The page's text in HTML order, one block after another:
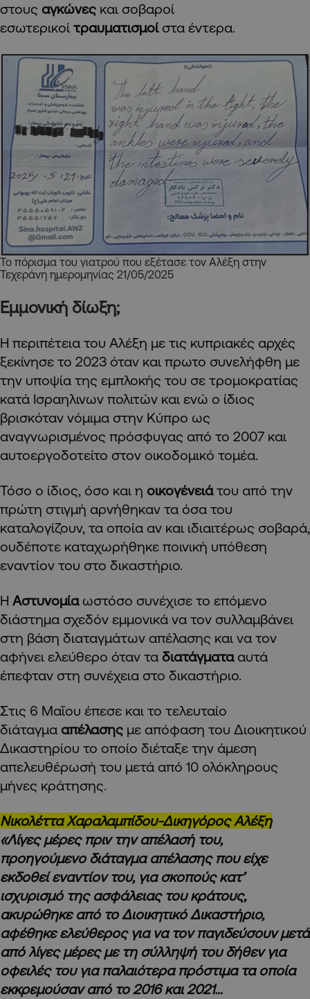
στους αγκώνες και σοβαροί
εσωτερικοί τραυματισμοί στα έντερα.
Το πόρισμα του γιατρού που εξέτασε τον Αλέξη στην
Τεχεράνη ημερομηνίας 21/05/2025
Εμμονική δίωξη;
Η περιπέτεια του Αλέξη με τις κυπριακές αρχές
ξεκίνησε το 2023 όταν και πρωτο συνελήφθη με
την υποψία της εμπλοκής του σε τρομοκρατίας
κατά Ισραηλινων πολιτών και ενώ ο ίδιος
βρισκόταν νόμιμα στην Κύπρο ως
αναγνωρισμένος πρόσφυγας από το 2007 και
αυτοεργοδοτείτο στον οικοδομικό τομέα.
Τόσο ο ίδιος, όσο και η οικογένειάτου από την
πρώτη στιγμή αρνήθηκαν τα όσα του
καταλογίζουν, τα οποία αν και ιδιαιτέρως σοβαρά,
ουδέποτε καταχωρήθηκε ποινική υπόθεση
εναντίον του στο δικαστήριο.
Η Αστυνομία ωστόσο συνέχισε το επόμενο
διάστημα σχεδόν εμμονικά να τον συλλαμβάνει
στη βάση διαταγμάτων απέλασης και να τον
αφήνει ελεύθερο όταν τα διατάγματα αυτά
έπεφταν στη συνέχεια στο δικαστήριο.
Στις 6 Μαΐου έπεσε και το τελευταίο
διάταγμα απέλασης με απόφαση του Διοικητικού
Δικαστηρίου το οποίο διέταξε την άμεση
απελευθέρωσή του μετά από 10 ολόκληρους
μήνες κράτησης.
Νικολέττα Χαραλαμπίδου-Δικηγόρος Αλέξη
«Λίγες μέρες πριν την απέλασή του,
προηγούμενο διάταγμα απέλασης που είχε
εκδοθεί εναντίον του, για σκοπούς κατ’
ισχυρισμό της ασφάλειας του κράτους,
ακυρώθηκε από το Διοικητικό Δικαστήριο,
αφέθηκε ελεύθερος για να τον παγιδεύσουν μετά
από λίγες μέρες με τη σύλληψή του δήθεν για
οφειλές του για παλαιότερα πρόστιμα τα οποία
εκκρεμούσαν από το 2016 και 2021…